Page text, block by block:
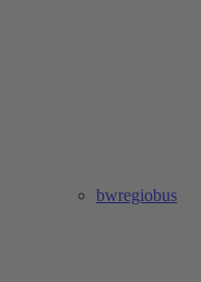
bwregiobus